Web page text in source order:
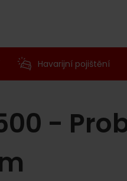
Havarijní pojištění
-